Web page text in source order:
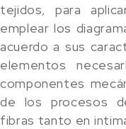
tejidos, para
emplear los
acuerdo a sus
elementos
componentes
de los procesos
fibras tanto en